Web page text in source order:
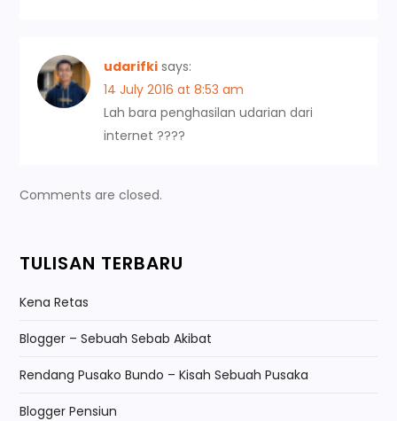
n
udarifki says:
14 July 2016 at 8:53 am
Lah bara penghasilan udarian dari
internet ????
Comments are closed.
TULISAN TERBARU
Kena Retas
Blogger – Sebuah Sebab Akibat
Rendang Pusako Bundo – Kisah Sebuah Pusaka
Blogger Pensiun